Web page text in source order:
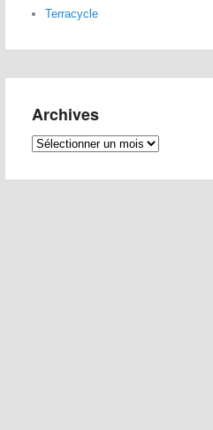
Terracycle
Archives
Archives